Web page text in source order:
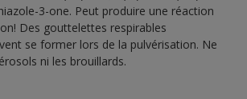
3-one. Peut produire une réaction
Des gouttelettes respirables
se former lors de la pulvérisation. Ne
ni les brouillards.